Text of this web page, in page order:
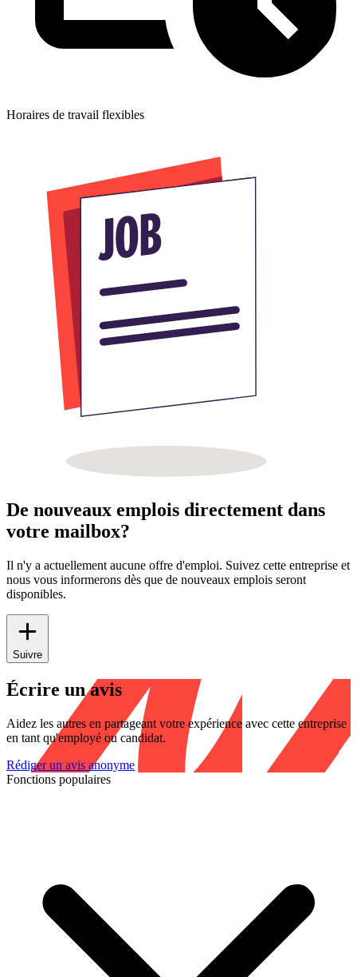
Horaires de travail flexibles
De nouveaux emplois directement dans
votre mailbox?
Il n'y a actuellement aucune offre d'emploi. Suivez cette entreprise et
nous vous informerons dès que de nouveaux emplois seront
disponibles.
Suivre
Écrire un avis
Aidez les autres en partageant votre expérience avec cette entreprise
en tant qu'employé ou candidat.
Rédiger un avis anonyme
Fonctions populaires